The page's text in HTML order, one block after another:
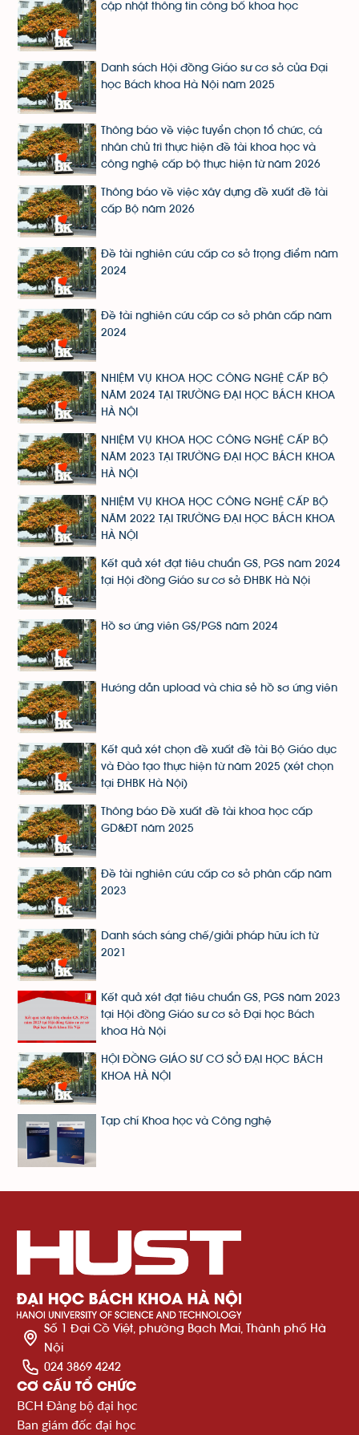
cập nhật thông tin công bố khoa học
Danh sách Hội đồng Giáo sư cơ sở của Đại
học Bách khoa Hà Nội năm 2025
Thông báo về việc tuyển chọn tổ chức, cá
nhân chủ trì thực hiện đề tài khoa học và
công nghệ cấp bộ thực hiện từ năm 2026
Thông báo về việc xây dựng đề xuất đề tài
cấp Bộ năm 2026
Đề tài nghiên cứu cấp cơ sở trọng điểm năm
2024
Đề tài nghiên cứu cấp cơ sở phân cấp năm
2024
NHIỆM VỤ KHOA HỌC CÔNG NGHỆ CẤP BỘ
NĂM 2024 TẠI TRƯỜNG ĐẠI HỌC BÁCH KHOA
HÀ NỘI
NHIỆM VỤ KHOA HỌC CÔNG NGHỆ CẤP BỘ
NĂM 2023 TẠI TRƯỜNG ĐẠI HỌC BÁCH KHOA
HÀ NỘI
NHIỆM VỤ KHOA HỌC CÔNG NGHỆ CẤP BỘ
NĂM 2022 TẠI TRƯỜNG ĐẠI HỌC BÁCH KHOA
HÀ NỘI
Kết quả xét đạt tiêu chuẩn GS, PGS năm 2024
tại Hội đồng Giáo sư cơ sở ĐHBK Hà Nội
Hồ sơ ứng viên GS/PGS năm 2024
Hướng dẫn upload và chia sẻ hồ sơ ứng viên
Kết quả xét chọn đề xuất đề tài Bộ Giáo dục
và Đào tạo thực hiện từ năm 2025 (xét chọn
tại ĐHBK Hà Nội)
Thông báo Đề xuất đề tài khoa học cấp
GD&ĐT năm 2025
Đề tài nghiên cứu cấp cơ sở phân cấp năm
2023
Danh sách sáng chế/giải pháp hữu ích từ
2021
Kết quả xét đạt tiêu chuẩn GS, PGS năm 2023
tại Hội đồng Giáo sư cơ sở Đại học Bách
khoa Hà Nội
HỘI ĐỒNG GIÁO SƯ CƠ SỞ ĐẠI HỌC BÁCH
KHOA HÀ NỘI
Tạp chí Khoa học và Công nghệ
Số 1 Đại Cồ Việt, phường Bạch Mai, Thành phố Hà
Nội
024 3869 4242
CƠ CẤU TỔ CHỨC
BCH Đảng bộ đại học
Ban giám đốc đại học